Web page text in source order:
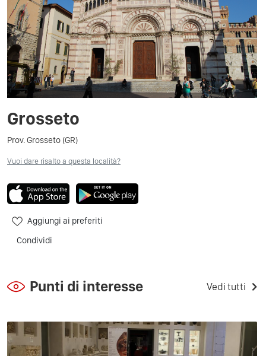
Grosseto
Prov. Grosseto (GR)
Vuoi dare risalto a questa località?
Aggiungi ai preferiti
Condividi
Punti di interesse Vedi tutti